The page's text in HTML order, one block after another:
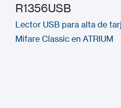
R1356USB
Lector USB para alta de
Mifare Classic en ATRIUM